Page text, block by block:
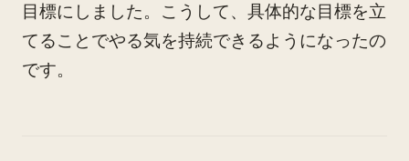
目標にしました。こうして、具体的な目標を立
てることでやる気を持続できるようになったの
です。